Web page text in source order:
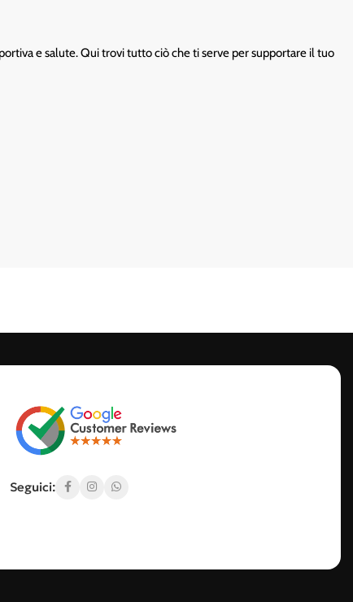
e salute. Qui trovi tutto ciò che ti serve per supportare il tuo
nuove e usate garantite.
Seguici: